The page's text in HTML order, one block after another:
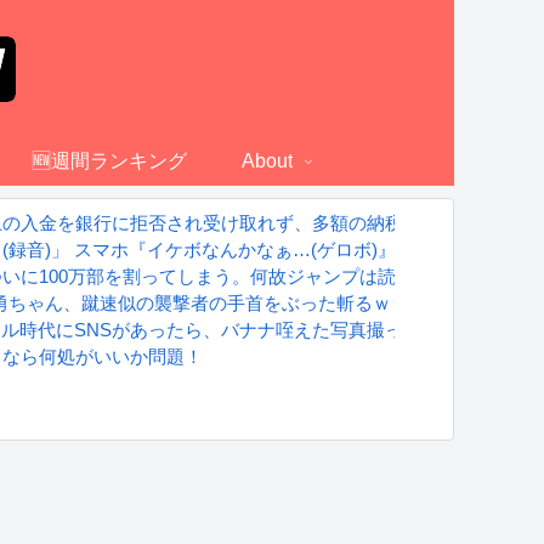
🆕週間ランキング About
入金を銀行に拒否され受け取れず、多額の納税義務だけが残る
録音)」 スマホ『イケボなんかなぁ…(ゲロボ)』←これｗｗｗ
に100万部を割ってしまう。何故ジャンプは読まれなくなった
ちゃん、蹴速似の襲撃者の手首をぶった斬るｗｗｗｗ
時代にSNSがあったら、バナナ咥えた写真撮ってたと思う」
ら何処がいいか問題！